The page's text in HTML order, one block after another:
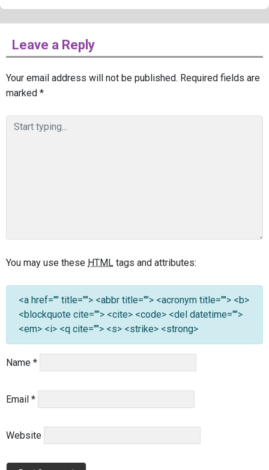
Leave a Reply
Your email address will not be published. Required fields are
marked *
You may use these HTML tags and attributes:
<a href="" title=""> <abbr title=""> <acronym title=""> <b>
<blockquote cite=""> <cite> <code> <del datetime="">
<em> <i> <q cite=""> <s> <strike> <strong>
Name *
Email *
Website